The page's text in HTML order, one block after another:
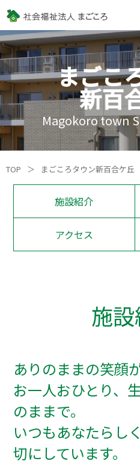
まごこ
新百
Magokoro town
TOP ＞ まごころタウン新百合ケ丘
施設紹介
アクセス
施
ありのままの笑顔
お一人おひとり、
のままで。
いつもあなたらし
切にしています。